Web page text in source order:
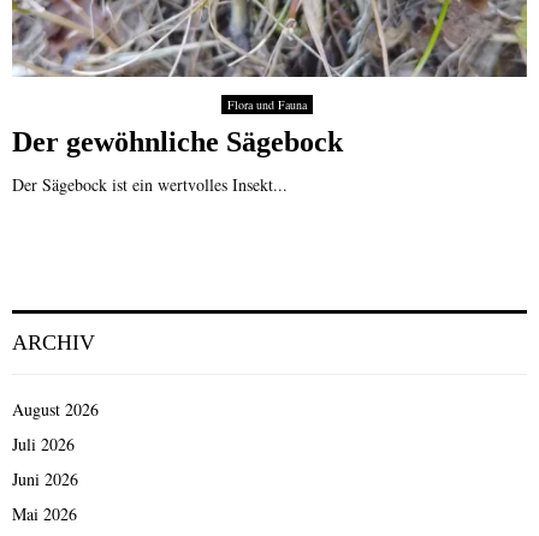
Flora und Fauna
Der gewöhnliche Sägebock
Der Sägebock ist ein wertvolles Insekt...
ARCHIV
August 2026
Juli 2026
Juni 2026
Mai 2026